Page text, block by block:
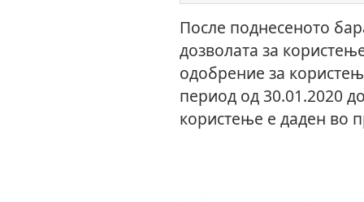
После поднесеното
дозволата за
одобрение за
период од 30.01.2020
користење е даден во